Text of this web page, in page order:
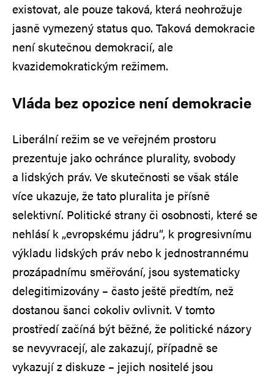
existovat, ale pouze taková, která neohrožuje
jasně vymezený status quo. Taková demokracie
není skutečnou demokracií, ale
kvazidemokratickým režimem.
Vláda bez opozice není demokracie
Liberální režim se ve veřejném prostoru
prezentuje jako ochránce plurality, svobody
a lidských práv. Ve skutečnosti se však stále
více ukazuje, že tato pluralita je přísně
selektivní. Politické strany či osobnosti, které se
nehlásí k „evropskému jádru“, k progresivnímu
výkladu lidských práv nebo k jednostrannému
prozápadnímu směřování, jsou systematicky
delegitimizovány – často ještě předtím, než
dostanou šanci cokoliv ovlivnit. V tomto
prostředí začíná být běžné, že politické názory
se nevyvracejí, ale zakazují, případně se
vykazují z diskuze – jejich nositelé jsou